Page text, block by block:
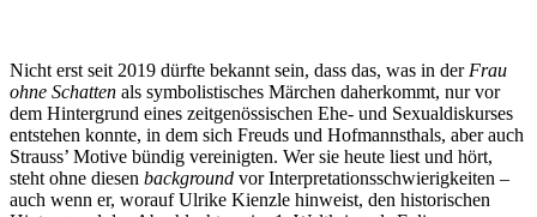
Nicht erst seit 2019 dürfte bekannt sein, dass das, was in der Frau
ohne Schatten als symbolistisches Märchen daherkommt, nur vor
dem Hintergrund eines zeitgenössischen Ehe- und Sexualdiskurses
entstehen konnte, in dem sich Freuds und Hofmannsthals, aber auch
Strauss’ Motive bündig vereinigten. Wer sie heute liest und hört,
steht ohne diesen background vor Interpretationsschwierigkeiten –
auch wenn er, worauf Ulrike Kienzle hinweist, den historischen